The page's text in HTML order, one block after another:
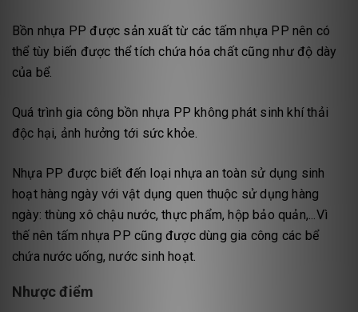
Bồn nhựa PP được sản xuất từ các tấm nhựa PP nên có
thể tùy biến được thể tích chứa hóa chất cũng như độ dày
của bể.
Quá trình gia công bồn nhựa PP không phát sinh khí thải
độc hại, ảnh hưởng tới sức khỏe.
Nhựa PP được biết đến loại nhựa an toàn sử dụng sinh
hoạt hàng ngày với vật dụng quen thuộc sử dụng hàng
ngày: thùng xô chậu nước, thực phẩm, hộp bảo quản,...Vì
thế nên tấm nhựa PP cũng được dùng gia công các bể
chứa nước uống, nước sinh hoạt.
Nhược điểm